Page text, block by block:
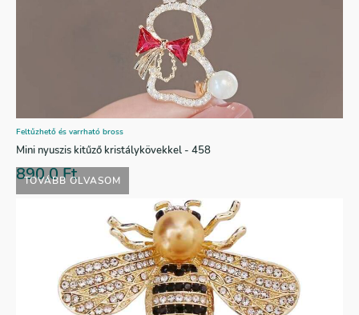
TOVÁBB OLVASOM
Feltűzhető és varrható bross
Mini nyuszis kitűző kristálykövekkel - 458
890,0Ft